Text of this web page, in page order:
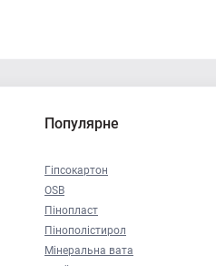
Популярне
Гіпсокартон
OSB
Пінопласт
Пінополістирол
Мінеральна вата